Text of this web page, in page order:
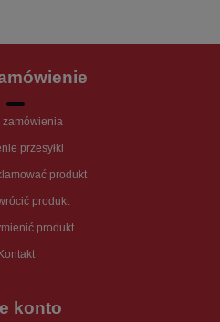
zamówienia
przesyłki
produkt
produkt
produkt
Kontakt
konto